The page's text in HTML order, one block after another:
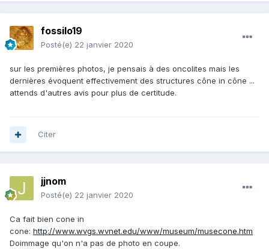
fossilo19
Posté(e) 22 janvier 2020
sur les premières photos, je pensais à des oncolites mais les
dernières évoquent effectivement des structures cône in cône ...
attends d'autres avis pour plus de certitude.
Citer
jjnom
Posté(e) 22 janvier 2020
Ca fait bien cone in
cone: http://www.wvgs.wvnet.edu/www/museum/musecone.htm
Doimmage qu'on n'a pas de photo en coupe.